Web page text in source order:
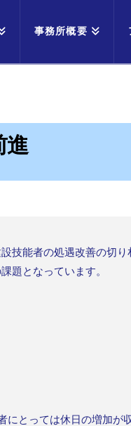
事務所概要
進
技能者の処遇改善の切
題となっています。
とっては休日の増加が